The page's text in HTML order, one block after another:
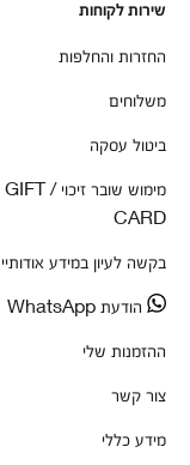
שירות לקוחות
החזרות והחלפות
משלוחים
ביטול עסקה
מימוש שובר זיכוי / GIFT
CARD
בקשה לעיון במידע אודותיי
הודעת WhatsApp
ההזמנות שלי
צור קשר
מידע כללי